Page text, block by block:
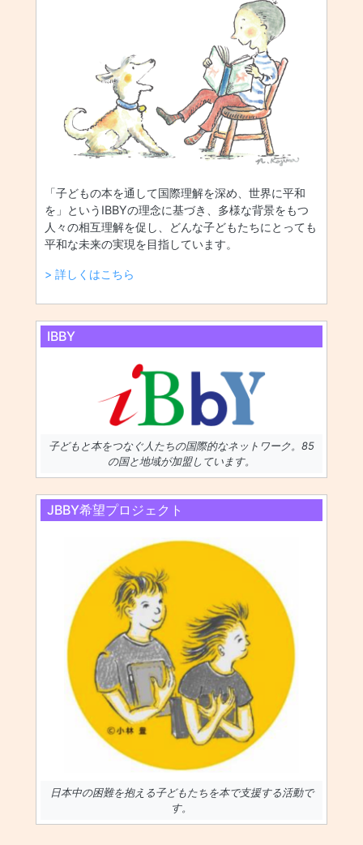
「子どもの本を通して国際理解を深め、世界に平和
を」というIBBYの理念に基づき、多様な背景をもつ
人々の相互理解を促し、どんな子どもたちにとっても
平和な未来の実現を目指しています。
> 詳しくはこちら
IBBY
子どもと本をつなぐ人たちの国際的なネットワーク。85
の国と地域が加盟しています。
JBBY希望プロジェクト
日本中の困難を抱える子どもたちを本で支援する活動で
す。